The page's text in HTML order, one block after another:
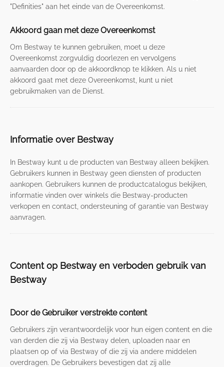
"Definities" aan het einde van de Overeenkomst.
Akkoord gaan met deze Overeenkomst
Om Bestway te kunnen gebruiken, moet u deze
Overeenkomst zorgvuldig doorlezen en vervolgens
aanvaarden door op de akkoordknop te klikken. Als u niet
akkoord gaat met deze Overeenkomst, kunt u niet
gebruikmaken van de Dienst.
Informatie over Bestway
In Bestway kunt u de producten van Bestway alleen bekijken.
Gebruikers kunnen in Bestway geen diensten of producten
aankopen. Gebruikers kunnen de productcatalogus bekijken,
informatie vinden over winkels die Bestway-producten
verkopen en contact, ondersteuning of garantie van Bestway
aanvragen.
Content op Bestway en verboden gebruik van
Bestway
Door de Gebruiker verstrekte content
Gebruikers zijn verantwoordelijk voor hun eigen content en die
van derden die zij via Bestway delen, uploaden naar en
plaatsen op of via Bestway of die zij via andere middelen
overdragen. De Gebruikers bevestigen dat zij alle